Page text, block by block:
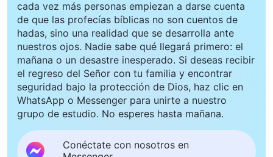
cada vez más personas empiezan a darse cuenta
de que las profecías bíblicas no son cuentos de
hadas, sino una realidad que se desarrolla ante
nuestros ojos. Nadie sabe qué llegará primero: el
mañana o un desastre inesperado. Si deseas recibir
el regreso del Señor con tu familia y encontrar
seguridad bajo la protección de Dios, haz clic en
WhatsApp o Messenger para unirte a nuestro
grupo de estudio. No esperes hasta mañana.
Conéctate con nosotros en